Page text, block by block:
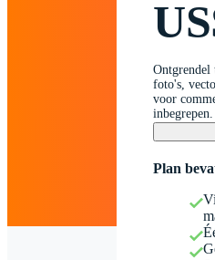
Ontgrendel
foto's,
voor
inbegrepen.
Plan